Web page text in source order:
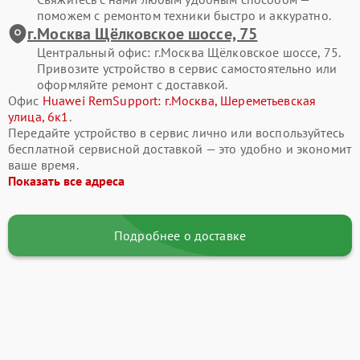
компонентов или внешних факторов. Чаще всего владельцы
обращаются к нам со следующими проблемами:
Ноутбук не включается, долго загружается или внезапно
выключается — подобные симптомы могут быть связаны с
неисправностями системы питания, материнской платы
или блока зарядки.
Отсутствует изображение, появились полосы, трещины
или мерцание экрана — такие проблемы нередко
возникают после механических повреждений или износа
матрицы.
Клавиатура или тачпад работают нестабильно, не
реагируют на нажатия или залипают клавиши — причиной
может быть загрязнение, износ или программные сбои.
поможем с ремонтом техники быстро и аккуратно.
г.Москва Щёлковское шоссе, 75
Центральный офис: г.Москва Щёлковское шоссе, 75.
Привозите устройство в сервис самостоятельно или
оформляйте ремонт с доставкой.
Офис Huawei RemSupport: г.Москва, Шереметьевская
улица, 6к1.
Передайте устройство в сервис лично или воспользуйтесь
бесплатной сервисной доставкой — это удобно и экономит
ваше время.
Показать все адреса
Подробнее о доставке